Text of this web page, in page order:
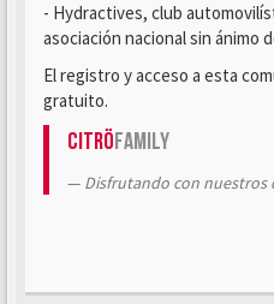
- Hydractives, club
asociación nacional sin ánimo
El registro y acceso a esta
gratuito.
CitröFamily
Disfrutando con nuestros